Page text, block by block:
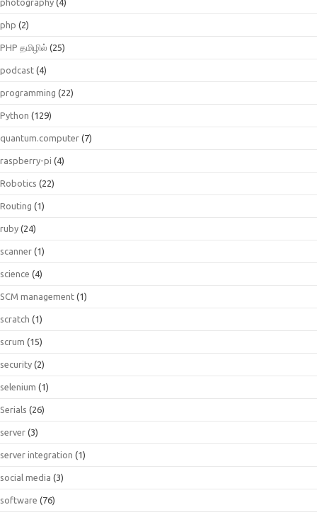
photography (4)
php (2)
PHP தமிழில் (25)
podcast (4)
programming (22)
Python (129)
quantum.computer (7)
raspberry-pi (4)
Robotics (22)
Routing (1)
ruby (24)
scanner (1)
science (4)
SCM management (1)
scratch (1)
scrum (15)
security (2)
selenium (1)
Serials (26)
server (3)
server integration (1)
social media (3)
software (76)